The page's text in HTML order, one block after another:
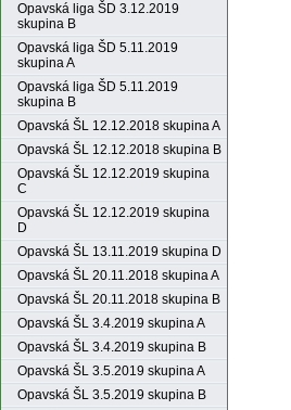
Opavská liga ŠD 3.12.2019
skupina B
Opavská liga ŠD 5.11.2019
skupina A
Opavská liga ŠD 5.11.2019
skupina B
Opavská ŠL 12.12.2018 skupina A
Opavská ŠL 12.12.2018 skupina B
Opavská ŠL 12.12.2019 skupina
C
Opavská ŠL 12.12.2019 skupina
D
Opavská ŠL 13.11.2019 skupina D
Opavská ŠL 20.11.2018 skupina A
Opavská ŠL 20.11.2018 skupina B
Opavská ŠL 3.4.2019 skupina A
Opavská ŠL 3.4.2019 skupina B
Opavská ŠL 3.5.2019 skupina A
Opavská ŠL 3.5.2019 skupina B